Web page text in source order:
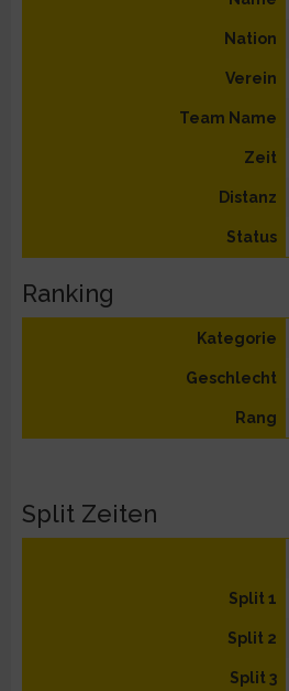
Nation
Verein
Team Name
Zeit
Distanz
Status
Ranking
Kategorie
Geschlecht
Rang
Split Zeiten
Split 1
Split 2
Split 3